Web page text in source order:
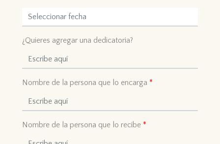
¿Quieres agregar una dedicatoria?
Nombre de la persona que lo encarga *
Nombre de la persona que lo recibe *